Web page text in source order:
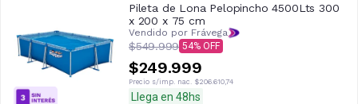
Pileta de Lona Pelopincho 4500Lts 300
x 200 x 75 cm
Vendido por Frávega
$549.999 54
$249.999
Precio s/imp. nac. $206.610,74
Llega en 48hs